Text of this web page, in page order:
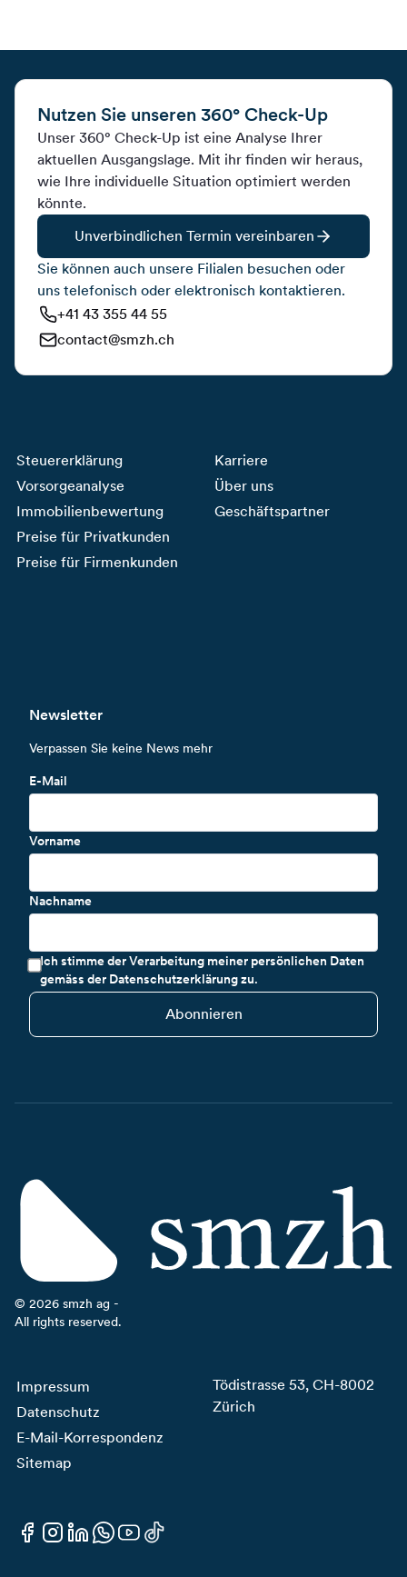
Nutzen Sie unseren 360° Check-Up
Unser 360° Check-Up ist eine Analyse Ihrer
aktuellen Ausgangslage. Mit ihr finden wir heraus,
wie Ihre individuelle Situation optimiert werden
könnte.
Unverbindlichen Termin vereinbaren
Sie können auch unsere Filialen besuchen oder
uns telefonisch oder elektronisch kontaktieren.
+41 43 355 44 55
contact@smzh.ch
Steuererklärung
Vorsorgeanalyse
Immobilienbewertung
Preise für Privatkunden
Preise für Firmenkunden
Karriere
Über uns
Geschäftspartner
Newsletter
Verpassen Sie keine News mehr
E-Mail
Vorname
Nachname
Ich stimme der Verarbeitung meiner persönlichen Daten
gemäss der Datenschutzerklärung zu.
Abonnieren
© 2026 smzh ag -
All rights reserved.
Impressum
Datenschutz
E-Mail-Korrespondenz
Sitemap
Tödistrasse 53, CH-8002
Zürich